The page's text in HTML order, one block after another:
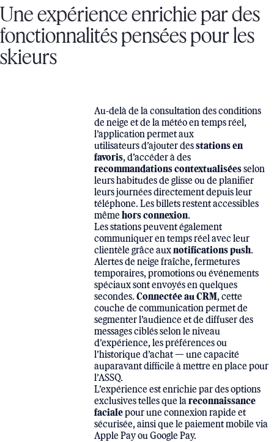
Une expérience enrichie par des
fonctionnalités pensées pour les
skieurs
Au-delà de la consultation des conditions
de neige et de la météo en temps réel,
l’application permet aux
utilisateurs d’ajouter desstations en
favoris, d’accéder à des
recommandations contextualiséesselon
leurs habitudes de glisse ou de planifier
leurs journées directement depuis leur
téléphone. Les billets restent accessibles
mêmehors connexion.
Les stations peuvent également
communiquer en temps réel avec leur
clientèle grâce auxnotifications push.
Alertes de neige fraîche, fermetures
temporaires, promotions ou événements
spéciaux sont envoyés en quelques
secondes.Connectée au CRM, cette
couche de communication permet de
segmenter l’audience et de diffuser des
messages ciblés selon le niveau
d’expérience, les préférences ou
l’historique d’achat — une capacité
auparavant difficile à mettre en place pour
l’ASSQ.
L’expérience est enrichie par des options
exclusives telles que lareconnaissance
facialepour une connexion rapide et
sécurisée, ainsi que le paiement mobile via
Apple Pay ou Google Pay.